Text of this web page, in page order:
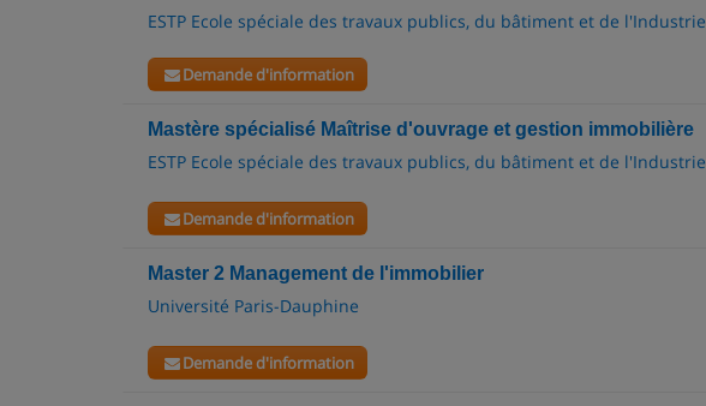
ESTP Ecole spéciale des travaux publics, du bâtiment et de l'Industrie
Demande d'information
Mastère spécialisé Maîtrise d'ouvrage et gestion immobilière
ESTP Ecole spéciale des travaux publics, du bâtiment et de l'Industrie
Demande d'information
Master 2 Management de l'immobilier
Université Paris-Dauphine
Demande d'information